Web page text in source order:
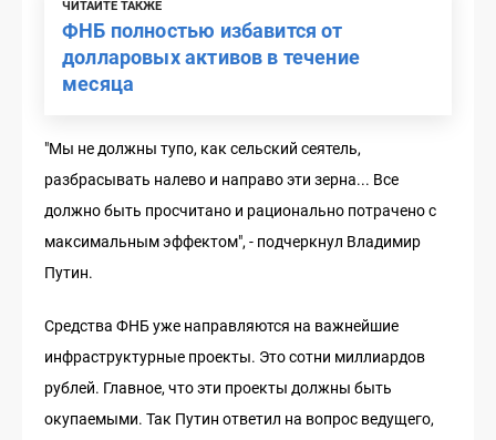
ЧИТАЙТЕ ТАКЖЕ
ФНБ полностью избавится от
долларовых активов в течение
месяца
"Мы не должны тупо, как сельский сеятель,
разбрасывать налево и направо эти зерна... Все
должно быть просчитано и рационально потрачено с
максимальным эффектом", - подчеркнул Владимир
Путин.
Средства ФНБ уже направляются на важнейшие
инфраструктурные проекты. Это сотни миллиардов
рублей. Главное, что эти проекты должны быть
окупаемыми. Так Путин ответил на вопрос ведущего,